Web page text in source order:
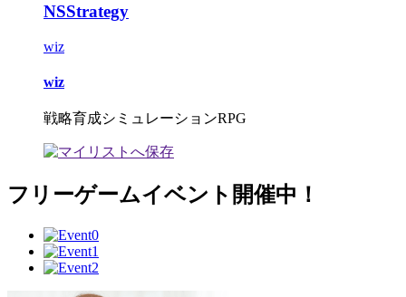
NSStrategy
wiz
wiz
戦略育成シミュレーションRPG
フリーゲームイベント開催中！